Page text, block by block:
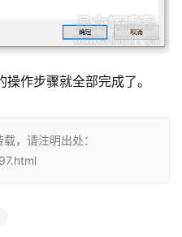
作步骤就全部完成了。
，请注明出处：